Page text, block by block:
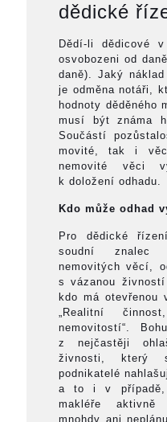
dědické
Dědí-li dědicové
osvobozeni od
daně). Jaký
je odměna notáři,
hodnoty děděného
musí být známa
Součástí
movité, tak i
nemovité věci
k doložení odhadu.
Kdo může odhad
Pro dědické
soudní znalec
nemovitých věcí,
s vázanou
kdo má otevřenou
„Realitní
nemovitostí“.
z nejčastěji
živnosti, který
podnikatelé
a to i v případě,
makléře
mnohdy ani